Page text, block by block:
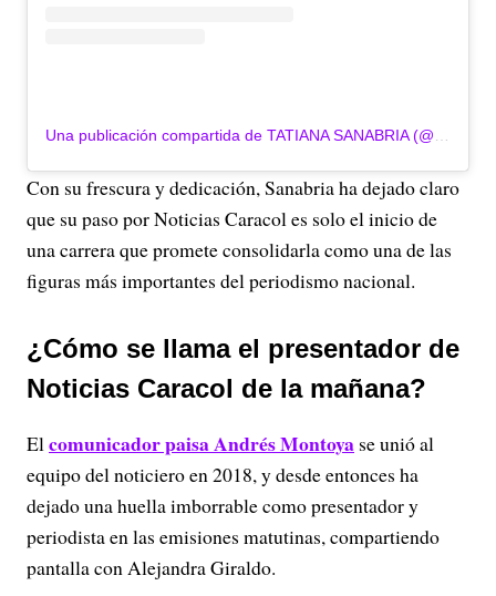
Con su frescura y dedicación, Sanabria ha dejado claro
que su paso por Noticias Caracol es solo el inicio de
una carrera que promete consolidarla como una de las
figuras más importantes del periodismo nacional.
¿Cómo se llama el presentador de
Noticias Caracol de la mañana?
Elcomunicador paisa Andrés Montoya se unió al
equipo del noticiero en 2018, y desde entonces ha
dejado una huella imborrable como presentador y
periodista en las emisiones matutinas, compartiendo
pantalla con Alejandra Giraldo.